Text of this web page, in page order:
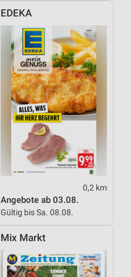
EDEKA
0,2 km
Angebote ab 03.08.
Gültig bis Sa. 08.08.
Mix Markt